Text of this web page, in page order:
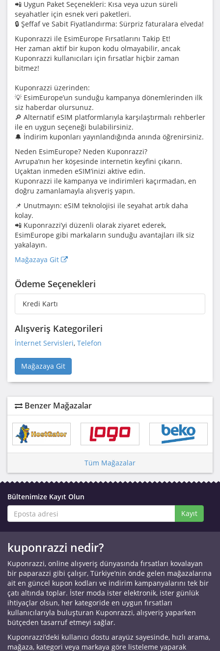
📲 Uygun Paket Seçenekleri: Kısa veya uzun süreli
seyahatler için esnek veri paketleri.
🔒 Şeffaf ve Sabit Fiyatlandırma: Sürpriz faturalara elveda!
Kuponrazzi ile EsimEurope Fırsatlarını Takip Et!
Her zaman aktif bir kupon kodu olmayabilir, ancak
Kuponrazzi kullanıcıları için fırsatlar hiçbir zaman
bitmez!
Kuponrazzi üzerinden:
💡 EsimEurope’un sunduğu kampanya dönemlerinden ilk
siz haberdar olursunuz.
🔎 Alternatif eSIM platformlarıyla karşılaştırmalı rehberler
ile en uygun seçeneği bulabilirsiniz.
🔔 İndirim kuponları yayınlandığında anında öğrenirsiniz.
Neden EsimEurope? Neden Kuponrazzi?
Avrupa’nın her köşesinde internetin keyfini çıkarın.
Uçaktan inmeden eSIM’inizi aktive edin.
Kuponrazzi ile kampanya ve indirimleri kaçırmadan, en
doğru zamanlamayla alışveriş yapın.
📌 Unutmayın: eSIM teknolojisi ile seyahat artık daha
kolay.
📲 Kuponrazzi’yi düzenli olarak ziyaret ederek,
EsimEurope gibi markaların sunduğu avantajları ilk siz
yakalayın.
Mağazaya Git
Ödeme Seçenekleri
Kredi Kartı
Alışveriş Kategorileri
İnternet Servisleri, Telefon
Mağazaya Git
Benzer Mağazalar
Tüm Mağazalar
Bültenimize Kayıt Olun
Kayıt
kuponrazzi nedir?
Kuponrazzi, online alışveriş dünyasında fırsatları kovalayan
bir paparazzi gibi çalışır, Türkiye’nin önde gelen mağazalarına
ait en güncel kupon kodları ve indirim kampanyalarını tek bir
çatı altında toplar. İster moda ister elektronik, ister günlük
ihtiyaçlar olsun, her kategoride en uygun fırsatları
kullanıcılarıyla buluşturan Kuponrazzi, alışveriş yaparken
bütçeden tasarruf etmeyi sağlar.
Kuponrazzi’deki kullanıcı dostu arayüz sayesinde, hızlı arama,
mağaza, kategori veya markaya göre listeleme yaparak